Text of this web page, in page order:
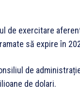
de exercitare
să expire în
de
de dolari.